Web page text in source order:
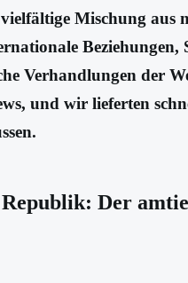
Mischung aus
Verhandlungen der
und wir lieferten
Der